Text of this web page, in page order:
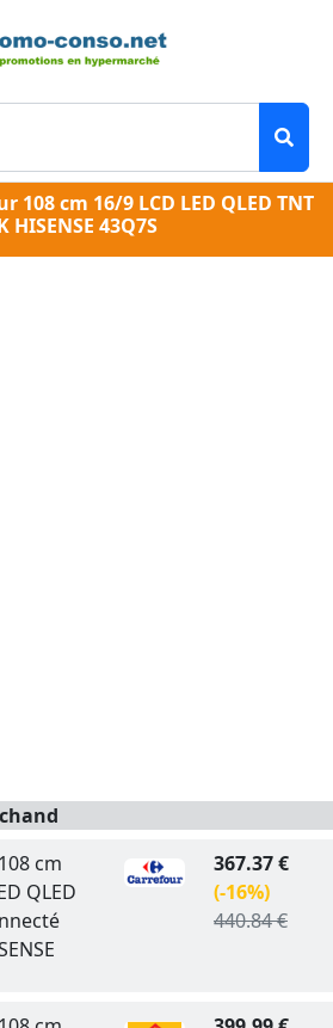
108 cm 16/9 LCD LED QLED TNT
43Q7S
cm
QLED
367.37 €
(-16%)
440.84 €